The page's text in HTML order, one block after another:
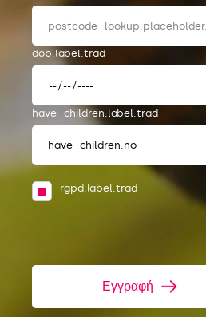
rgpd.label.trad
dob.label.trad
have_children.label.trad
have_children.no
Εγγραφή